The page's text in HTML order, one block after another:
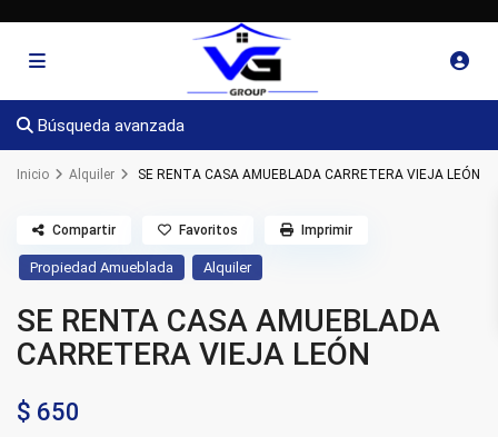
Búsqueda avanzada
Inicio Alquiler SE RENTA CASA AMUEBLADA CARRETERA VIEJA LEÓN
Propiedad Amueblada Alquiler
SE RENTA CASA AMUEBLADA
CARRETERA VIEJA LEÓN
$ 650
Compartir Favoritos Imprimir